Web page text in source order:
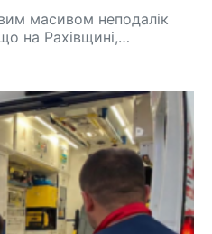
масивом неподалік
на Рахівщині,…